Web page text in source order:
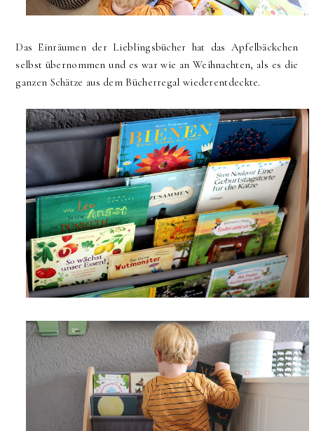
Das Einräumen der Lieblingsbücher hat das Apfelbäckchen
selbst übernommen und es war wie an Weihnachten, als es die
ganzen Schätze aus dem Bücherregal wiederentdeckte.